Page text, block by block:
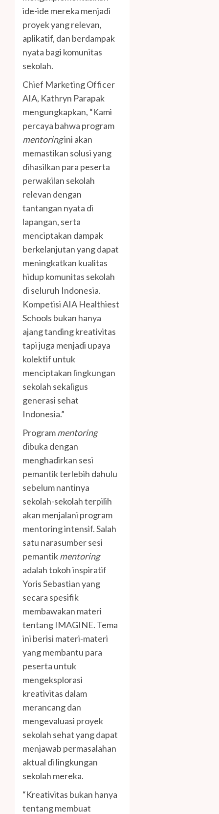
ide-ide mereka menjadi
proyek yang relevan,
aplikatif, dan berdampak
nyata bagi komunitas
sekolah.
Chief Marketing Officer
AIA, Kathryn Parapak
mengungkapkan, “Kami
percaya bahwa program
mentoringini akan
memastikan solusi yang
dihasilkan para peserta
perwakilan sekolah
relevan dengan
tantangan nyata di
lapangan, serta
menciptakan dampak
berkelanjutan yang dapat
meningkatkan kualitas
hidup komunitas sekolah
di seluruh Indonesia.
Kompetisi AIA Healthiest
Schools bukan hanya
ajang tanding kreativitas
tapi juga menjadi upaya
kolektif untuk
menciptakan lingkungan
sekolah sekaligus
generasi sehat
Indonesia.”
Programmentoring
dibuka dengan
menghadirkan sesi
pemantik terlebih dahulu
sebelum nantinya
sekolah-sekolah terpilih
akan menjalani program
mentoring intensif. Salah
satu narasumber sesi
pemantikmentoring
adalah tokoh inspiratif
Yoris Sebastian yang
secara spesifik
membawakan materi
tentang IMAGINE. Tema
ini berisi materi-materi
yang membantu para
peserta untuk
mengeksplorasi
kreativitas dalam
merancang dan
mengevaluasi proyek
sekolah sehat yang dapat
menjawab permasalahan
aktual di lingkungan
sekolah mereka.
“Kreativitas bukan hanya
tentang membuat